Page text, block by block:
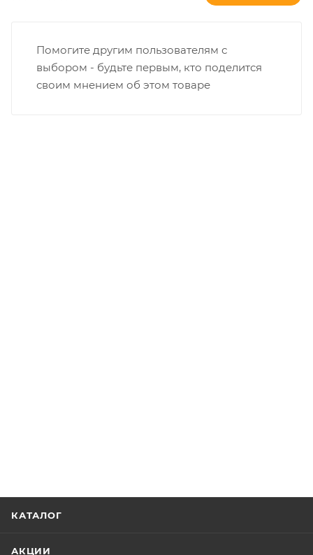
Помогите другим пользователям с
выбором - будьте первым, кто поделится
своим мнением об этом товаре
КАТАЛОГ
АКЦИИ